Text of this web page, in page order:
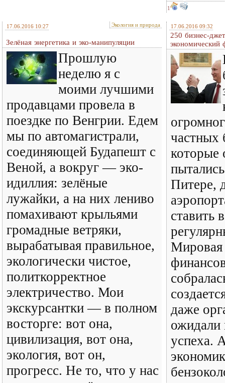
1
17.06.2016 10:27 Экология и природа
Зелёная энергетика и эко-манипуляции
Прошлую
неделю я с
моими лучшими
продавцами провела в
поездке по Венгрии. Едем
мы по автомагистрали,
соединяющей Будапешт с
Веной, а вокруг — эко-
идиллия: зелёные
лужайки, а на них лениво
помахивают крыльями
громадные ветряки,
вырабатывая правильное,
экологически чистое,
политкорректное
электричество. Мои
экскурсантки — в полном
восторге: вот она,
цивилизация, вот она,
экология, вот он,
прогресс. Не то, что у нас
17.06.2016 09:32
250 бизнес-
экономический
частных
которые
Питере,
ставить
Мировая
даже
ожидали
успеха.